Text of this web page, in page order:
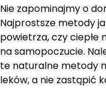
Nie zapominajmy o
Najprostsze metody
powietrza, czy ciepłe
na samopoczucie.
te naturalne metody
leków, a nie zastąpić